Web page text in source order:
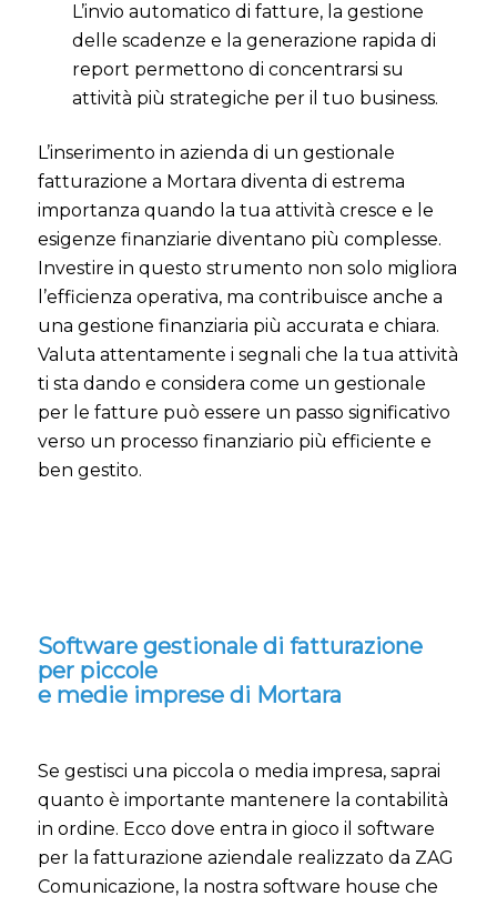
L’invio automatico di fatture, la gestione
delle scadenze e la generazione rapida di
report permettono di concentrarsi su
attività più strategiche per il tuo business.
L’inserimento in azienda di un gestionale
fatturazione a Mortara diventa di estrema
importanza quando la tua attività cresce e le
esigenze finanziarie diventano più complesse.
Investire in questo strumento non solo migliora
l’efficienza operativa, ma contribuisce anche a
una gestione finanziaria più accurata e chiara.
Valuta attentamente i segnali che la tua attività
ti sta dando e considera come un gestionale
per le fatture può essere un passo significativo
verso un processo finanziario più efficiente e
ben gestito.
Software gestionale di fatturazione
per piccole
e medie imprese di Mortara
Se gestisci una piccola o media impresa, saprai
quanto è importante mantenere la contabilità
in ordine. Ecco dove entra in gioco il software
per la fatturazione aziendale realizzato da ZAG
Comunicazione, la nostra software house che